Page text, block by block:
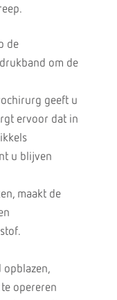
de
om de
geeft u
ervoor dat in
u blijven
maakt de
opblazen,
opereren